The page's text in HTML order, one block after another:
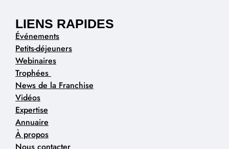
LIENS RAPIDES
Événements
Petits-déjeuners
Webinaires
Trophées
News de la Franchise
Vidéos
Expertise
Annuaire
À propos
Nous contacter